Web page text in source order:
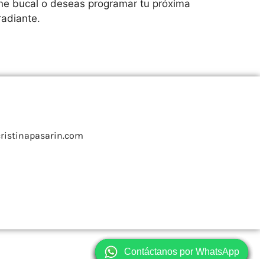
bucal o deseas programar tu próxima
Contáctanos por WhatsApp
Contáctanos por WhatsApp
Contáctanos por WhatsApp
Contáctanos por WhatsApp